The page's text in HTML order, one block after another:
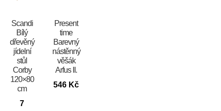
Scandi
Bílý
dřevěný
jídelní
stůl
Corby
120×80
cm
7
Present
time
Barevný
nástěnný
věšák
Arfus II.
546 Kč